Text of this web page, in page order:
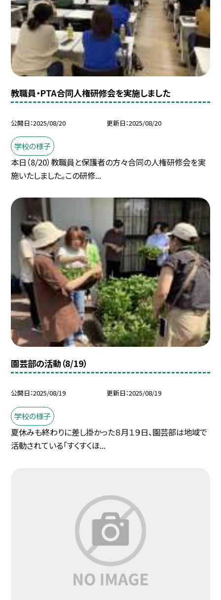
教職員・PTA合同人権研修会を実施しました
公開日 2025/08/20 更新日 2025/08/20
学校の様子
本日（8/20）教職員と保護者の方々合同の人権研修会を実
施いたしました。この研修...
園芸部の活動（8/19）
公開日 2025/08/19 更新日 2025/08/19
学校の様子
夏休みも終わりに差し掛かった８月１９日、園芸部は地域で
活動されている「すくすくほ...